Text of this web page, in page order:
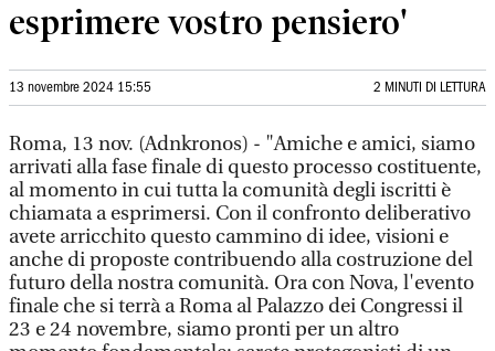
esprimere vostro pensiero'
13 novembre 2024 15:55 2 MINUTI DI LETTURA
Roma, 13 nov. (Adnkronos) - "Amiche e amici, siamo
arrivati alla fase finale di questo processo costituente,
al momento in cui tutta la comunità degli iscritti è
chiamata a esprimersi. Con il confronto deliberativo
avete arricchito questo cammino di idee, visioni e
anche di proposte contribuendo alla costruzione del
futuro della nostra comunità. Ora con Nova, l'evento
finale che si terrà a Roma al Palazzo dei Congressi il
23 e 24 novembre, siamo pronti per un altro